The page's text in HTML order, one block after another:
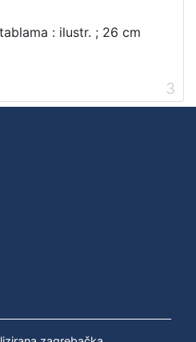
: ilustr. ; 26 cm
3